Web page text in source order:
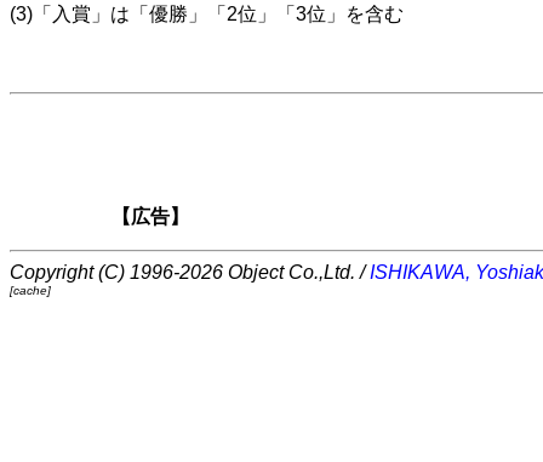
(3)「入賞」は「優勝」「2位」「3位」を含む
【広告】
Copyright (C) 1996-2026 Object Co.,Ltd. /ISHIKAWA,
[cache]